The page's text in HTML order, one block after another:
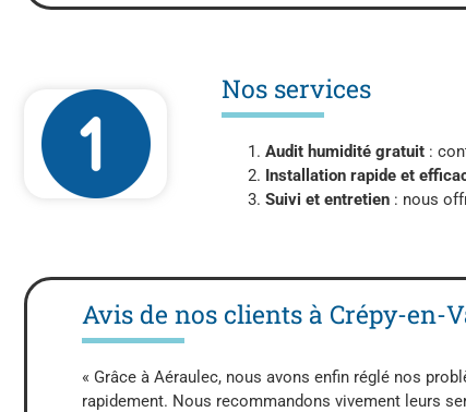
Nos services
Audit humidité gratuit :
Installation rapide et
Suivi et entretien : nous
Avis de nos clients à Crépy-en-
« Grâce à Aéraulec, nous avons enfin réglé nos
rapidement. Nous recommandons vivement leurs